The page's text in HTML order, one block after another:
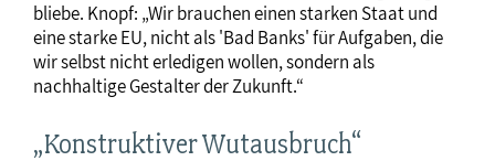
bliebe. Knopf: „Wir brauchen einen starken Staat und
eine starke EU, nicht als 'Bad Banks' für Aufgaben, die
wir selbst nicht erledigen wollen, sondern als
nachhaltige Gestalter der Zukunft.“
„Konstruktiver Wutausbruch“